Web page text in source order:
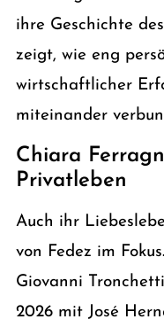
ihre Geschichte
zeigt, wie eng
wirtschaftlicher
miteinander
Chiara
Privatleben
Auch ihr
von Fedez im
Giovanni
2026 mit José